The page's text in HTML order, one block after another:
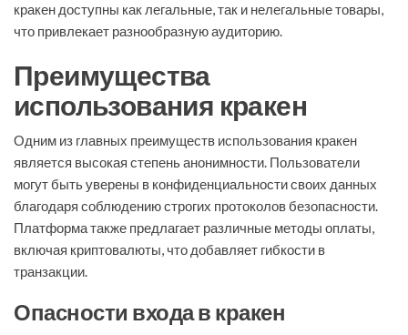
кракен доступны как легальные, так и нелегальные товары,
что привлекает разнообразную аудиторию.
Преимущества
использования кракен
Одним из главных преимуществ использования кракен
является высокая степень анонимности. Пользователи
могут быть уверены в конфиденциальности своих данных
благодаря соблюдению строгих протоколов безопасности.
Платформа также предлагает различные методы оплаты,
включая криптовалюты, что добавляет гибкости в
транзакции.
Опасности входа в кракен